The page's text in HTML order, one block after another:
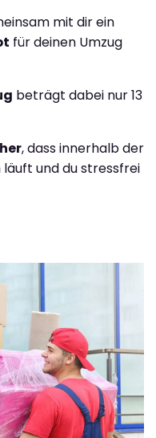
mit dir ein
für deinen Umzug
beträgt dabei nur 13
, dass innerhalb der
läuft und du stressfrei